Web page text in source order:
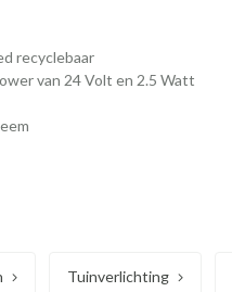
recyclebaar
van 24 Volt en 2.5 Watt
Tuinverlichting